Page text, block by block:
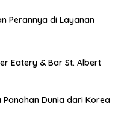
Perannya di Layanan
Eatery & Bar St. Albert
Panahan Dunia dari Korea